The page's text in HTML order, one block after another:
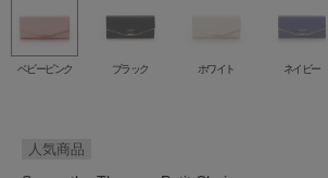
ベビーピンク ブラック ホワイト ネイビー
人気商品